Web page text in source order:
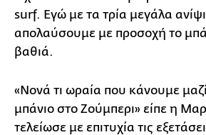
surf. Εγώ με τα τρία μεγάλα
απολαύσουμε με προσοχή το
βαθιά.
«Νονά τι ωραία που κάνουμε
μπάνιο στο Ζούμπερι» είπε η
τελείωσε με επιτυχία τις